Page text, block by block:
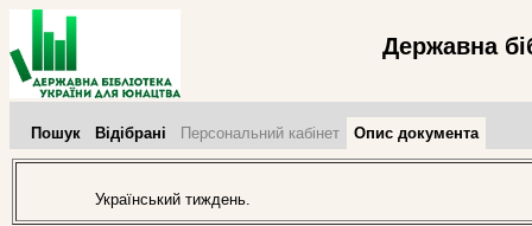
Державна
Пошук Відібрані Персональний кабінет Опис документа
Український тиждень.